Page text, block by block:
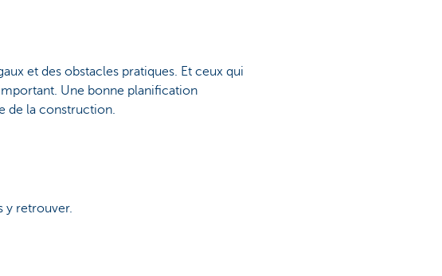
et des obstacles pratiques. Et ceux qui
Une bonne planification
de la construction.
y retrouver.